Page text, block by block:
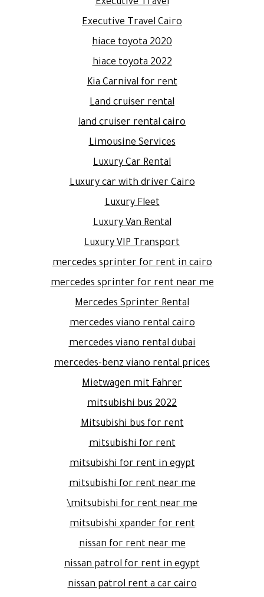
Executive Travel
Executive Travel Cairo
hiace toyota 2020
hiace toyota 2022
Kia Carnival for rent
Land cruiser rental
land cruiser rental cairo
Limousine Services
Luxury Car Rental
Luxury car with driver Cairo
Luxury Fleet
Luxury Van Rental
Luxury VIP Transport
mercedes sprinter for rent in cairo
mercedes sprinter for rent near me
Mercedes Sprinter Rental
mercedes viano rental cairo
mercedes viano rental dubai
mercedes-benz viano rental prices
Mietwagen mit Fahrer
mitsubishi bus 2022
Mitsubishi bus for rent
mitsubishi for rent
mitsubishi for rent in egypt
mitsubishi for rent near me
mitsubishi for rent near me\
mitsubishi xpander for rent
nissan for rent near me
nissan patrol for rent in egypt
nissan patrol rent a car cairo